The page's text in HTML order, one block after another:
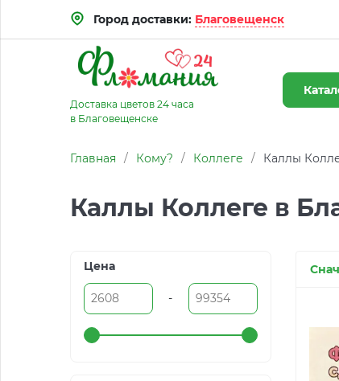
Город доставки: Благовещенск
Доставка цветов 24 часа
в Благовещенске
Главная / Кому? / Коллеге / Каллы
Каллы Коллеге в
Цена
-